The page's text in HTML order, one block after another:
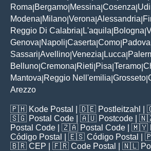
Roma Bergamo Messina Cosenza
Modena Milano Verona Alessandria
Reggio Di Calabria L'aquila Bologna
Genova Napoli Caserta Como Padova
Sassari Avellino Venezia Lucca
Belluno Cremona Rieti Pisa Teramo
Mantova Reggio Nell'emilia Grosseto
Arezzo
🇵🇭 Kode Postal | 🇩🇪 Postleitzahl |
🇸🇬 Postal Code | 🇦🇺 Postcode |
Postal Code | 🇿🇦 Postal Code | 🇲🇾
Código Postal
| 🇪🇸 Código Postal |
🇧🇷 CEP | 🇫🇷 Code Postal | 🇳🇱